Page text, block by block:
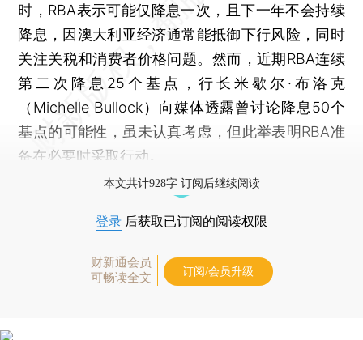
时，RBA表示可能仅降息一次，且下一年不会持续
降息，因澳大利亚经济通常能抵御下行风险，同时
关注关税和消费者价格问题。然而，近期RBA连续
第二次降息25个基点，行长米歇尔·布洛克
（Michelle Bullock）向媒体透露曾讨论降息50个
基点的可能性，虽未认真考虑，但此举表明RBA准
备在必要时采取行动。
本文共计928字 订阅后继续阅读
登录 后获取已订阅的阅读权限
财新通会员
可畅读全文
订阅/会员升级